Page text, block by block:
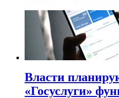
Власти
«Госуслуги»